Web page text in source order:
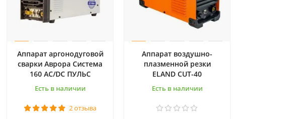
Аппарат аргонодуговой
сварки Аврора Система
160 AC/DC ПУЛЬС
Есть в наличии
2 отзыва
Аппарат воздушно-
плазменной резки
ELAND CUT-40
Есть в наличии